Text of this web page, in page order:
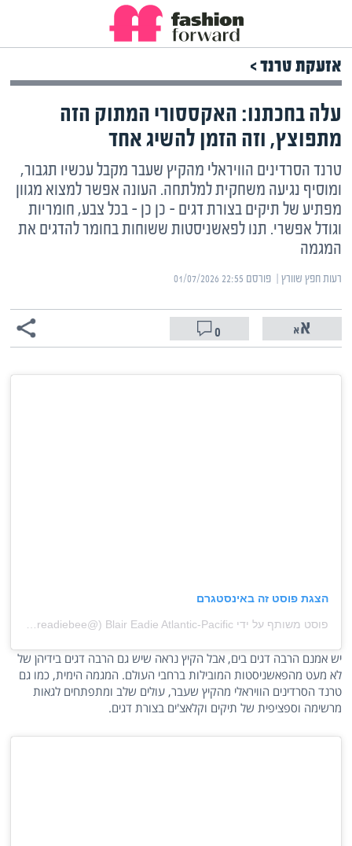
אזעקת טרנד >
עלה בחכתנו: האקססורי המתוק הזה
מתפוצץ, וזה הזמן להשיג אחד
טרנד הסרדינים הוויראלי מהקיץ שעבר מקבל עכשיו תגבור,
ומוסיף נגיעה משחקית למלתחה. העונה אפשר למצוא מגוון
מפתיע של תיקים בצורת דגים – כן כן – בכל צבע, חומריות
וגודל אפשרי. תנו לפאשניסטות ששוחות בחומר להדגים את
המגמה
רעות חפץ שוורץ | ‏פורסם ‎01/07/2026 22:55
0
הצגת פוסט זה באינסטגרם
פוסט משותף על ידי ‏‎Blair Eadie Atlantic-Pacific‎‏ (@‏‎blaireadiebee‎‏)
יש אמנם הרבה דגים בים, אבל הקיץ נראה שיש גם הרבה דגים בידיהן של
לא מעט מהפאשניסטות המובילות ברחבי העולם. המגמה הימית, כמו גם
טרנד הסרדינים הוויראלי מהקיץ שעבר, עולים שלב ומתפתחים לגאות
מרשימה וספציפית של תיקים וקלאצ'ים בצורת דגים.